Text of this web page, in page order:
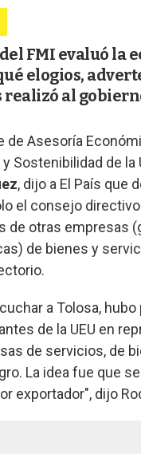
FMI evaluó la
elogios,
realizó al
de Asesoría
Sostenibilidad de la
, dijo a El País que
el consejo
de otras empresas
de bienes y
a Tolosa, hubo
de la UEU en
de servicios, de
La idea fue que
exportador", dijo